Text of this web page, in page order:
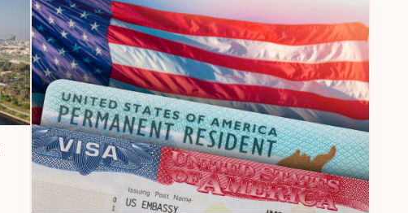
Birleşik Krallık
Sıralaması: 6 Gidiş noktası:187
Macaristan
Sıralaması: 7 Gidiş noktası:186
Kanada